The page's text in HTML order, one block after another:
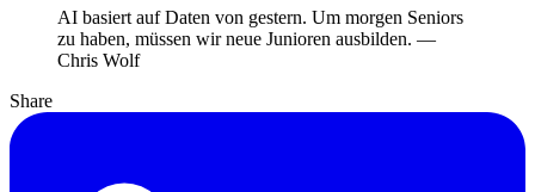
AI basiert auf Daten von gestern. Um morgen Seniors
zu haben, müssen wir neue Junioren ausbilden. —
Chris Wolf
Share